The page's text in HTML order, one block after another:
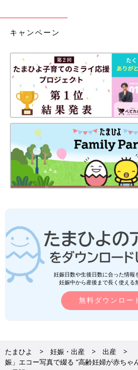
キャンペーン
妊娠日数や生後日数に合った情報
妊娠中から産後まで長く使える
無料ダウンロー
たまひよ 妊娠・出産 出産
娠」エコー写真で綴る “高齢妊婦が赤ちゃ